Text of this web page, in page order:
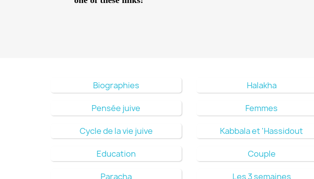
Biographies Halakha
Pensée juive Femmes
Cycle de la vie juive Kabbala et 'Hassidout
Education Couple
Paracha Les 3 semaines